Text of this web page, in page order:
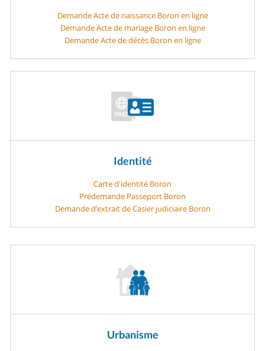
Demande Acte de naissance Boron en ligne
Demande Acte de mariage Boron en ligne
Demande Acte de décès Boron en ligne
Identité
Carte d'identité Boron
Prédemande Passeport Boron
Demande d’extrait de Casier judiciaire Boron
Urbanisme